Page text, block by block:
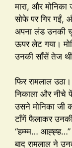
मारा, और
सोफे पर गिर गईं,
अपना लंड उनकी
ऊपर लेट गया।
उनकी साँसें तेज
फिर रामलाल
निकाला और नीचे
उसने मोनिका जी
टाँगें फैलाकर
“हम्म्म…
बाद रामलाल ने